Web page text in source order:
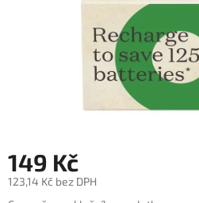
149 Kč
123,14 Kč bez DPH